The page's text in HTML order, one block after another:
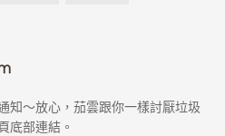
知～放心，茄雲跟你一樣討厭垃圾
底部連結。